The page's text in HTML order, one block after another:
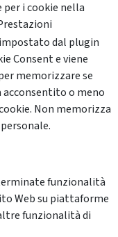
i cookie nella
dal plugin
Consent e viene
memorizzare se
o meno
Non memorizza
funzionalità
Web su piattaforme
funzionalità di